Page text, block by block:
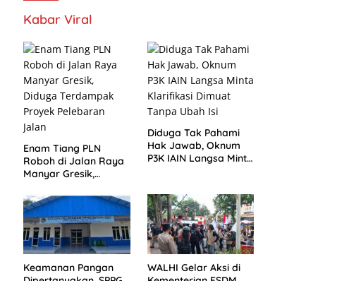
Kabar Viral
Enam Tiang PLN
Roboh di Jalan Raya
Manyar Gresik,
Proyek Pelebaran
Jalan
Diduga Tak Pahami
Hak Jawab, Oknum
P3K IAIN Langsa Minta
Keamanan Pangan
WALHI Gelar Aksi di